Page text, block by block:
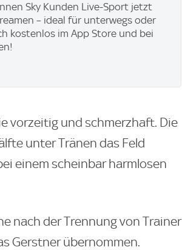
Sky Kunden Live-Sport jetzt
– ideal für unterwegs oder
kostenlos im App Store und bei
vorzeitig und schmerzhaft. Die
unter Tränen das Feld
einem scheinbar harmlosen
nach der Trennung von Trainer
Gerstner übernommen.